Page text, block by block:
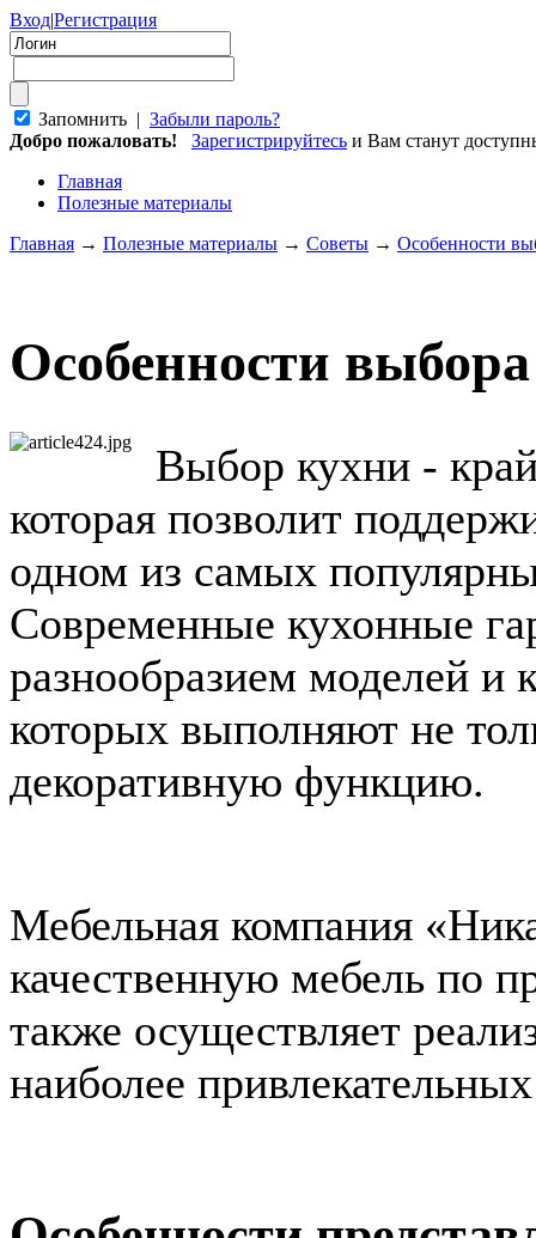
Вход|Регистрация
Запомнить | Забыли пароль?
Добро пожаловать!
Зарегистрируйтесь и Вам станут
Главная
Полезные материалы
Главная → Полезные материалы → Советы → Особенности
Особенности
Выбор кухни -
которая позволит
одном из самых
Современные кухонные
разнообразием моделей и
которых выполняют не
декоративную функцию.
Мебельная компания
качественную мебель по
также осуществляет
наиболее